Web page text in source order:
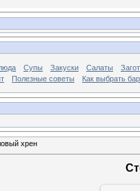
Супы Закуски Салаты
Полезные советы Как выбрать
хрен